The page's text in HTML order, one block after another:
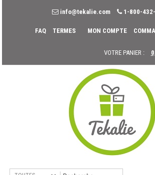
info@tekalie.com 1-800-
FAQ TERMES MON COMPTE
VOTRE PANIER :